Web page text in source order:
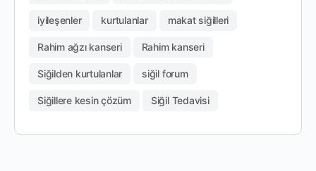
iyileşenler kurtulanlar makat siğilleri
Rahim ağzı kanseri Rahim kanseri
Siğilden kurtulanlar siğil forum
Siğillere kesin çözüm Siğil Tedavisi